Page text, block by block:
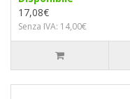
17,08€
Senza IVA: 14,00€